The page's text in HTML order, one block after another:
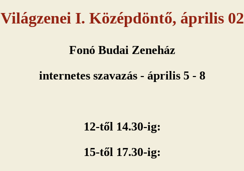
Világzenei I. Középdöntő, április 02
Fonó Budai Zeneház
internetes szavazás - április 5 - 8
12-től 14.30-ig:
15-től 17.30-ig: